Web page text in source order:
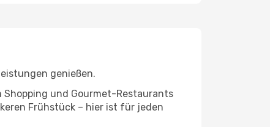
genießen.
und Gourmet-Restaurants
Frühstück – hier ist für jeden